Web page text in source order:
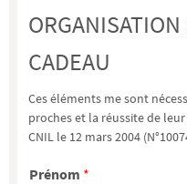
CADEAU
Ces éléments me sont
proches et la réussite de
CNIL le 12 mars 2004
Prénom *